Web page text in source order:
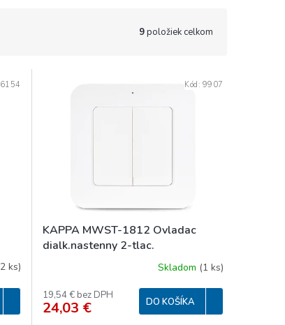
9položiek celkom
2 ks)
6154
KAPPA MWST-1812 Ovladac
dialk.nastenny 2-tlac.
Skladom (1 ks)
19,54 € bez DPH
24,03 € DO KOŠÍKA
Kód: 9907